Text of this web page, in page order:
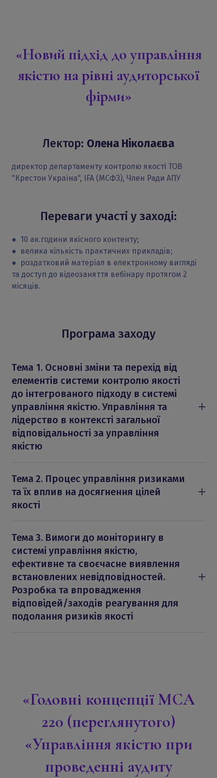
«Новий підхід до управління
якістю на рівні аудиторської
фірми»
Лектор: Олена Ніколаєва
директор департаменту контролю якості ТОВ
"Крестон Україна", IFA (МСФЗ), Член Ради АПУ
Переваги участі у заході:
● 10 ак.години якісного контенту;
● велика кількість практичних прикладів;
● роздатковий матеріал в електронному вигляді
та доступ до відеозаняття вебінару протягом 2
місяців.
Програма заходу
Тема 1. Основні зміни та перехід від
елементів системи контролю якості
до інтегрованого підходу в системі
управління якістю. Управління та
лідерство в контексті загальної
відповідальності за управління
якістю
2. Інтеграція компонентів системи управління
якістю.
3. Управління та лідерство.
Тема 2. Процес управління ризиками
та їх вплив на досягнення цілей
якості
2. Встановлення цілей якості.
3. Процес управління ризиками та їх вплив на
досягнення цілей якості.
Тема 3. Вимоги до моніторингу в
системі управління якістю,
ефективне та своєчасне виявлення
встановлених невідповідностей.
Розробка та впровадження
відповідей/заходів реагування для
подолання ризиків якості
«Головні концепції МСА
220 (переглянутого)
«Управління якістю при
проведенні аудиту